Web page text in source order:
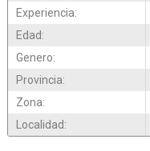
Experiencia:
Edad:
Genero:
Provincia:
Zona:
Localidad: